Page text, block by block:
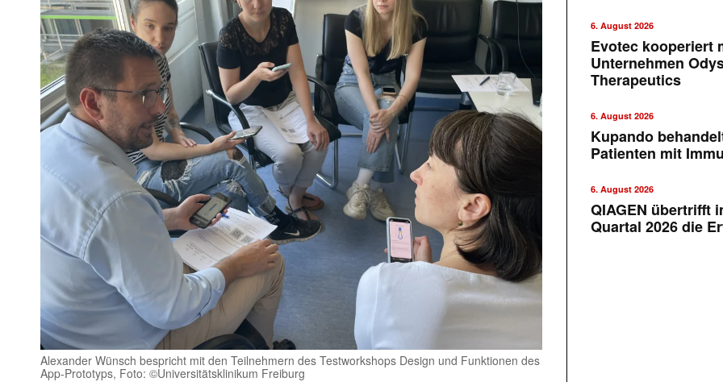
Alexander Wünsch bespricht mit den Teilnehmern des Testworkshops Design und Funktionen des
App-Prototyps, Foto: ©Universitätsklinikum Freiburg
6. August 2026
Evotec kooperiert
Unternehmen
Therapeutics
6. August 2026
Kupando
Patienten mit
6. August 2026
QIAGEN übertrifft
Quartal 2026 die